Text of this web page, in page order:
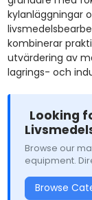
kylanläggningar
kombinerar
utvärdering av
lagrings- och
Looking
Browse our
equipment.
Browse